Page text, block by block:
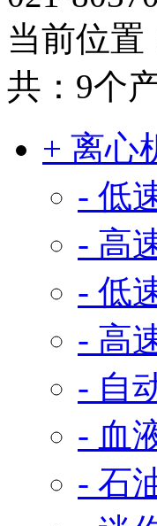
当前位置
共：9个
+ 离心
- 低
- 高
- 低
- 高
- 自
- 血
- 石